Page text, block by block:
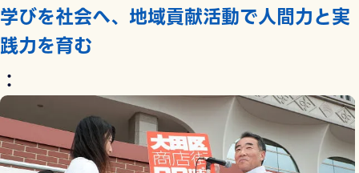
：
学びを社会へ、地域貢献活動で人間力と実
践力を育む